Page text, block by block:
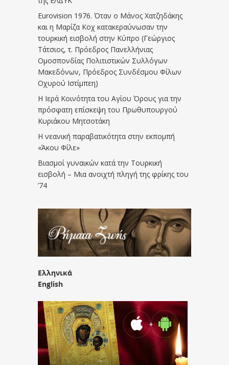
Eurovision 1976. Όταν ο Μάνος Χατζηδάκης
και η Μαρίζα Κοχ κατακεραύνωσαν την
τουρκική εισβολή στην Κύπρο (Γεώργιος
Τάτσιος, τ. Πρόεδρος Πανελλήνιας
Ομοσπονδίας Πολιτιστικών Συλλόγων
Μακεδόνων, Πρόεδρος Συνδέσμου Φίλων
Οχυρού Ιστίμπεη)
Η Ιερά Κοινότητα του Αγίου Όρους για την
πρόσφατη επίσκεψη του Πρωθυπουργού
Κυριάκου Μητσοτάκη
Η νεανική παραβατικότητα στην εκπομπή
«Άκου Φίλε»
Βιασμοί γυναικών κατά την Τουρκική
εισβολή – Μια ανοιχτή πληγή της φρίκης του
’74
Ελληνικά
English